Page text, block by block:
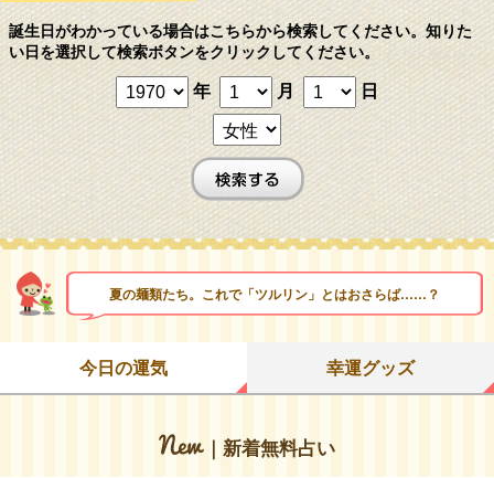
誕生日がわかっている場合はこちらから検索してください。知りた
い日を選択して検索ボタンをクリックしてください。
年 月 日
夏の麺類たち。これで「ツルリン」とはおさらば……？
今日の運気 幸運グッズ
｜新着無料占い